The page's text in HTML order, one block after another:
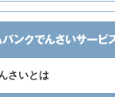
さいとは